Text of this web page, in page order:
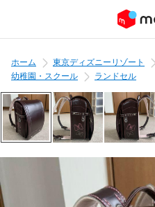
ホーム 東京ディズニーリゾート
幼稚園・スクール
ランドセル